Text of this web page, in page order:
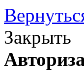
Закрыть